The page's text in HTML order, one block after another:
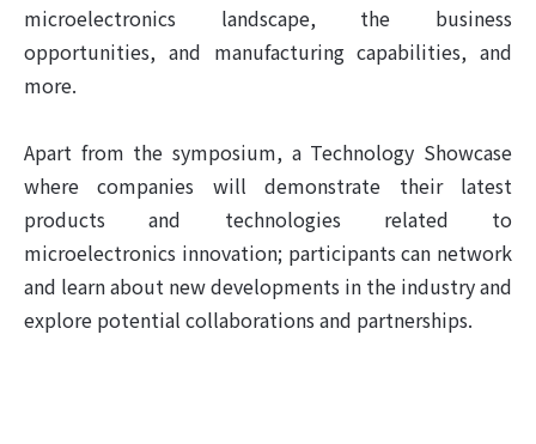
microelectronics landscape, the business
opportunities, and manufacturing capabilities, and
more.
Apart from the symposium, a Technology Showcase
where companies will demonstrate their latest
products and technologies related to
microelectronics innovation; participants can network
and learn about new developments in the industry and
explore potential collaborations and partnerships.